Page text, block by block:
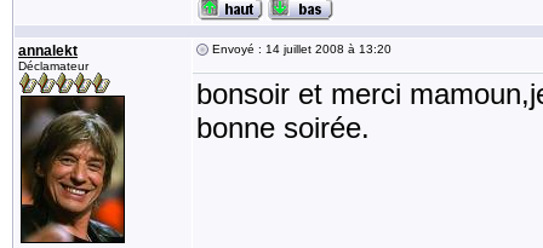
annalekt
Déclamateur
Envoyé : 14 juillet 2008 à 13:20
bonsoir et merci
bonne soirée.